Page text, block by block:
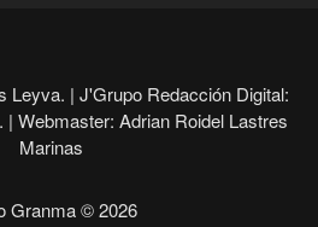
Leyva. | J'Grupo Redacción Digital:
| Webmaster: Adrian Roidel Lastres
Marinas
Granma © 2026